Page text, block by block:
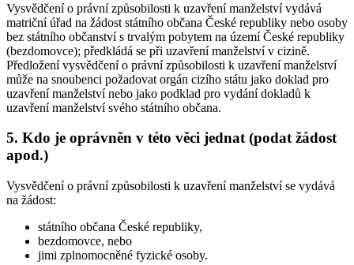
Vysvědčení o právní způsobilosti k uzavření manželství vydává
matriční úřad na žádost státního občana České republiky nebo osoby
bez státního občanství s trvalým pobytem na území České republiky
(bezdomovce); předkládá se při uzavření manželství v cizině.
Předložení vysvědčení o právní způsobilosti k uzavření manželství
může na snoubenci požadovat orgán cizího státu jako doklad pro
uzavření manželství nebo jako podklad pro vydání dokladů k
uzavření manželství svého státního občana.
5. Kdo je oprávněn v této věci jednat (podat žádost
apod.)
Vysvědčení o právní způsobilosti k uzavření manželství se vydává
na žádost:
státního občana České republiky,
bezdomovce, nebo
jimi zplnomocněné fyzické osoby.